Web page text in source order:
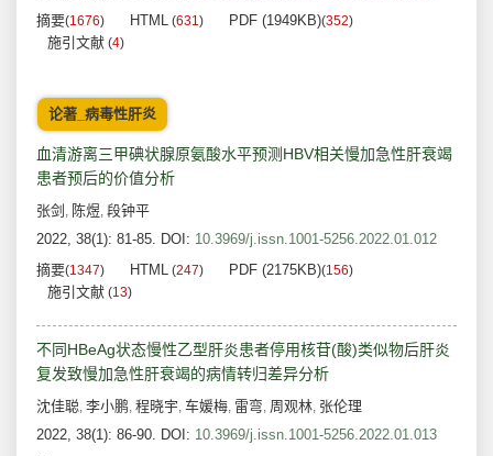
摘要(1676) HTML (631) PDF (1949KB)(352)
施引文献 (4)
论著_病毒性肝炎
血清游离三甲碘状腺原氨酸水平预测HBV相关慢加急性肝衰竭
患者预后的价值分析
张剑 , 陈煜, 段钟平
2022, 38(1): 81-85. DOI: 10.3969/j.issn.1001-5256.2022.01.012
摘要(1347) HTML (247) PDF (2175KB)(156)
施引文献 (13)
不同HBeAg状态慢性乙型肝炎患者停用核苷(酸)类似物后肝炎
复发致慢加急性肝衰竭的病情转归差异分析
沈佳聪, 李小鹏, 程晓宇, 车媛梅, 雷弯, 周观林, 张伦理
2022, 38(1): 86-90. DOI: 10.3969/j.issn.1001-5256.2022.01.013